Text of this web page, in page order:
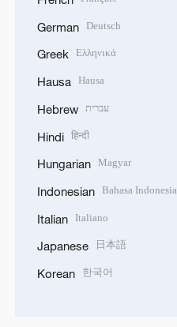
German Deutsch
Greek Ελληνικά
Hausa Hausa
Hebrew עברית
Hindi हिन्दी
Hungarian Magyar
Indonesian Bahasa Indonesia
Italian Italiano
Japanese 日本語
Korean 한국어